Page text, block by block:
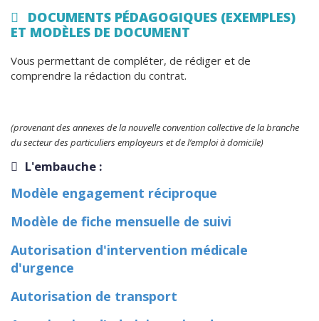
DOCUMENTS PÉDAGOGIQUES (EXEMPLES)
ET MODÈLES DE DOCUMENT
Vous permettant de compléter, de rédiger et de
comprendre la rédaction du contrat.
(provenant des annexes de la nouvelle convention collective de la branche
du secteur des particuliers employeurs et de l’emploi à domicile)
L'embauche :
Modèle engagement réciproque
Modèle de fiche mensuelle de suivi
Autorisation d'intervention médicale
d'urgence
Autorisation de transport